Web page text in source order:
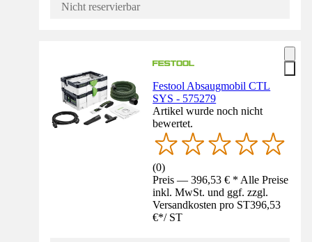
Nicht reservierbar
Festool Absaugmobil CTL
SYS - 575279
Artikel wurde noch nicht
bewertet.
(0)
Preis — 396,53 € * Alle Preise
inkl. MwSt. und ggf. zzgl.
Versandkosten pro ST396,53
€*/ ST